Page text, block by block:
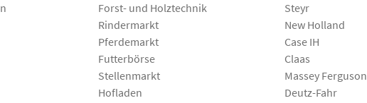
Forst- und Holztechnik
Rindermarkt
Pferdemarkt
Futterbörse
Stellenmarkt
Hofladen
Steyr
New Holland
Case IH
Claas
Massey Ferguson
Deutz-Fahr